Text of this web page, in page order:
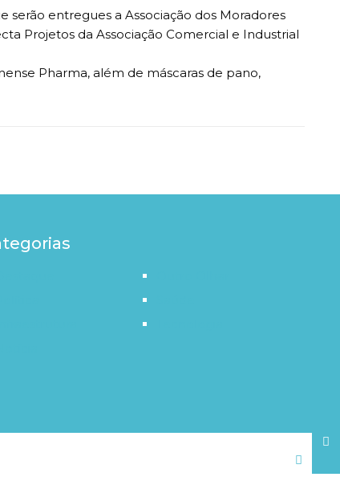
entregues a Associação dos Moradores
Projetos da Associação Comercial e Industrial
Pharma, além de máscaras de pano,